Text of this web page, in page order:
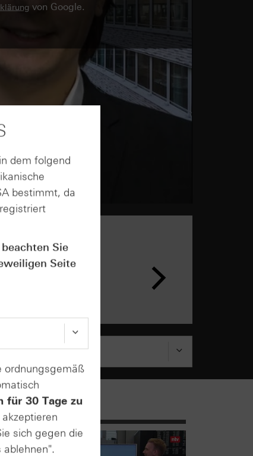
von Google.
dem folgend
bestimmt, da
Sie
Seite
ordnungsgemäß
für 30 Tage zu
sich gegen die